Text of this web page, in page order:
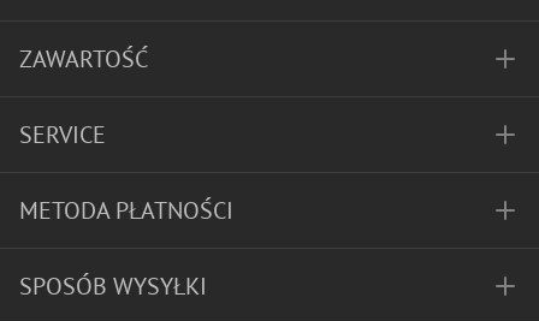
ZAWARTOŚĆ
SERVICE
METODA PŁATNOŚCI
SPOSÓB WYSYŁKI